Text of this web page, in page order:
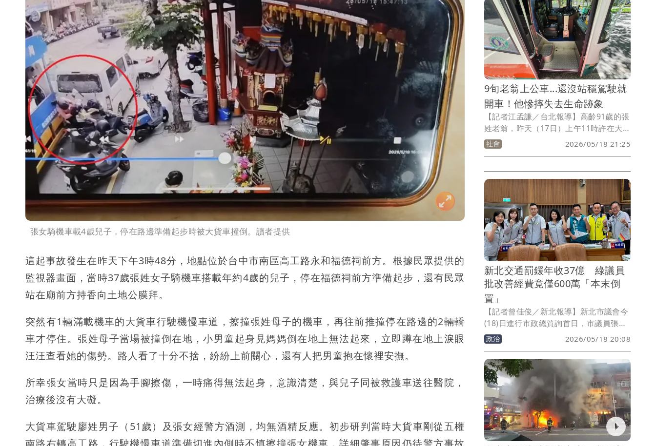
張女騎機車載4歲兒子，停在路邊準備起步時被大貨車撞倒。讀者提供
這起事故發生在昨天下午3時48分，地點位於台中市南區高工路永和福德祠前方。根據民眾提供的
監視器畫面，當時37歲張姓女子騎機車搭載年約4歲的兒子，停在福德祠前方準備起步，還有民眾
站在廟前方持香向土地公膜拜。
突然有1輛滿載機車的大貨車行駛機慢車道，擦撞張姓母子的機車，再往前推撞停在路邊的2輛轎
車才停住。張姓母子當場被撞倒在地，小男童起身見媽媽倒在地上無法起來，立即蹲在地上淚眼
汪汪查看她的傷勢。路人看了十分不捨，紛紛上前關心，還有人把男童抱在懷裡安撫。
所幸張女當時只是因為手腳擦傷，一時痛得無法起身，意識清楚，與兒子同被救護車送往醫院，
治療後沒有大礙。
大貨車駕駛廖姓男子（51歲）及張女經警方酒測，均無酒精反應。初步研判當時大貨車剛從五權
南路右轉高工路，行駛機慢車道準備切進內側時不慎擦撞張女機車，詳細肇事原因仍待警方事故
勸阻時也被打傷，警方獲報後將4人帶
回，由於雙方互有受傷並到醫院驗傷，後
續相互提告，警方依傷害罪嫌偵辦，並依
規定通報家庭暴力事件。
9旬老翁上公車...還沒站穩駕駛就
開車！他慘摔失去生命跡象
【記者江孟謙／台北報導】高齡91歲的張
姓老翁，昨天（17日）上午11時許在大安
區搭乘公車，上車時還未站穩公車即起
步，造成張翁重心不穩在前門階梯處跌
院前已失去生命跡象，經搶救後恢復心
跳，但仍昏迷觀察中。
社會 2026/05/18 21:25
新北交通罰鍰年收37億 綠議員
批改善經費竟僅600萬「本末倒
置」
【記者曾佳俊／新北報導】新北市議會今
(18)日進行市政總質詢首日，市議員張維
倩指出交通違規罰鍰逐年增加，但反觀實
際投入道路安全改善的經費，卻明顯不
足，質疑37億元交通罰款淪為地方政府
「小金庫」；她建議市府比照中央模式，
設立「交通安全改善基金」或專戶，將罰
鍰專款專用，用於改善道路安全與行人環
境。市長侯友宜答詢則表示，創設基金是
合理的，應可考慮。
政治 2026/05/18 20:08